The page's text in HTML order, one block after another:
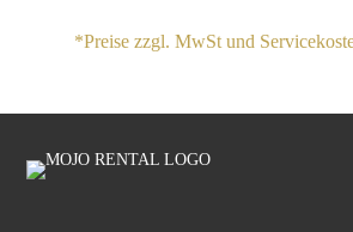
*Preise zzgl. MwSt und